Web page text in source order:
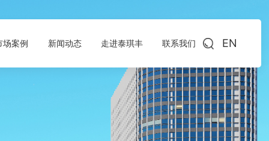
场案例 新闻动态 走进泰琪丰 联系我们 EN